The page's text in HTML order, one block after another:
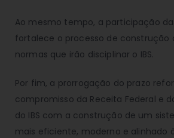
Ao mesmo tempo, a participação
fortalece o processo de construção
normas que irão disciplinar o IBS.
Por fim, a prorrogação do prazo
compromisso da Receita Federal e
do IBS com a construção de um
mais eficiente, moderno e alinhado